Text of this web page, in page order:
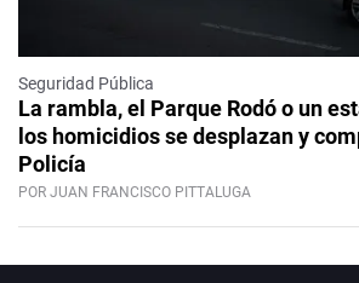
Seguridad Pública
La rambla, el Parque Rodó o un
los homicidios se desplazan y
Policía
POR JUAN FRANCISCO PITTALUGA